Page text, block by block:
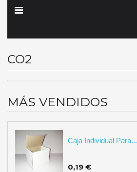
CO2
MÁS VENDIDOS
Caja Individual Para...
0,19 €